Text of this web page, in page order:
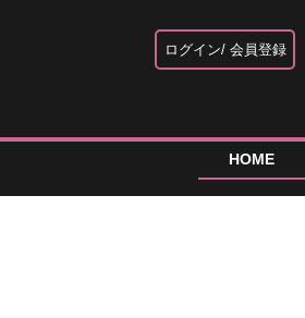
ログイン 会員登録
HOME